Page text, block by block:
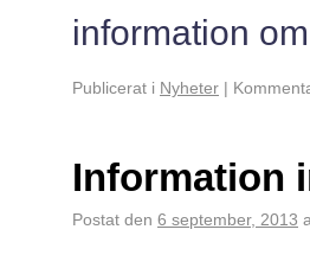
information
Publicerat i Nyheter |
Information
Postat den 6 september, 2013